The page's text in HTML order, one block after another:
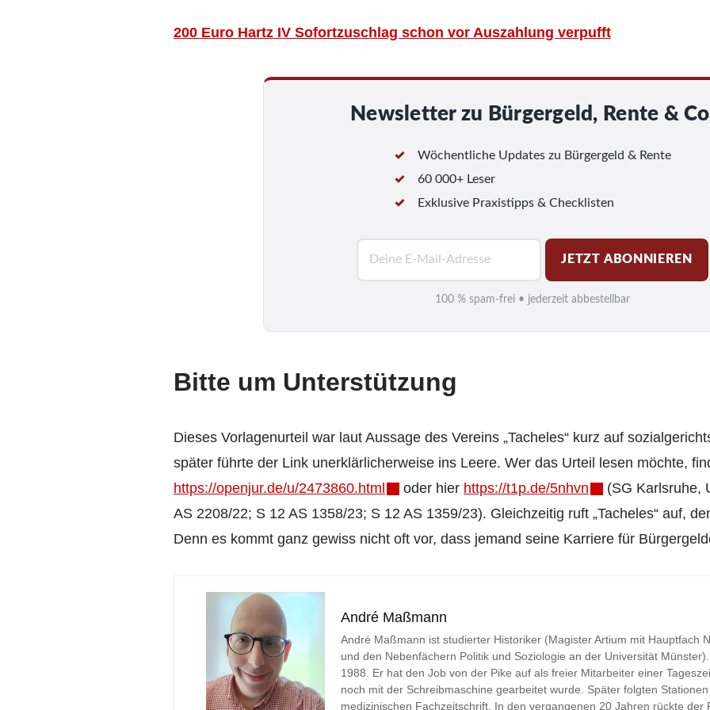
200 Euro Hartz IV Sofortzuschlag schon vor Auszahlung verpufft
Newsletter zu Bürgergeld, Rente &
Wöchentliche Updates zu Bürgergeld & Rente
60 000+ Leser
Exklusive Praxistipps & Checklisten
i
*
JETZT ABONNIEREN
100 % spam-frei • jederzeit abbestellbar
Bitte um Unterstützung
Dieses Vorlagenurteil war laut Aussage des Vereins „Tacheles“ kurz auf
später führte der Link unerklärlicherweise ins Leere. Wer das Urteil lesen möchte,
https://openjur.de/u/2473860.html
oder hier https://t1p.de/5nhvn
(SG Karlsruhe,
AS 2208/22; S 12 AS 1358/23; S 12 AS 1359/23). Gleichzeitig ruft „Tacheles“ auf,
Denn es kommt ganz gewiss nicht oft vor, dass jemand seine Karriere für
André Maßmann
André Maßmann ist studierter Historiker (Magister Artium mit Hauptfach
und den Nebenfächern Politik und Soziologie an der Universität
1988. Er hat den Job von der Pike auf als freier Mitarbeiter einer
noch mit der Schreibmaschine gearbeitet wurde. Später folgten
medizinischen Fachzeitschrift. In den vergangenen 20 Jahren rückte der